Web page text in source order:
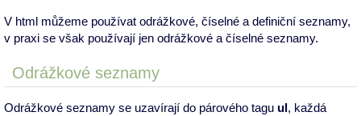
V html můžeme používat odrážkové, číselné a definiční seznamy,
v praxi se však používají jen odrážkové a číselné seznamy.
Odrážkové seznamy
Odrážkové seznamy se uzavírají do párového tagu ul, každá